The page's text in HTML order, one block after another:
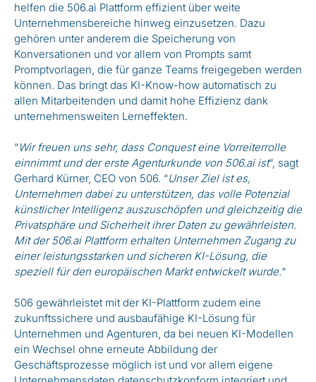
helfen die 506.ai Plattform effizient über weite
Unternehmensbereiche hinweg einzusetzen. Dazu
gehören unter anderem die Speicherung von
Konversationen und vor allem von Prompts samt
Promptvorlagen, die für ganze Teams freigegeben werden
können. Das bringt das KI-Know-how automatisch zu
allen Mitarbeitenden und damit hohe Effizienz dank
unternehmensweiten Lerneffekten.
“Wir freuen uns sehr, dass Conquest eine Vorreiterrolle
einnimmt und der erste Agenturkunde von 506.ai ist“, sagt
Gerhard Kürner, CEO von 506. “Unser Ziel ist es,
Unternehmen dabei zu unterstützen, das volle Potenzial
künstlicher Intelligenz auszuschöpfen und gleichzeitig die
Privatsphäre und Sicherheit ihrer Daten zu gewährleisten.
Mit der 506.ai Plattform erhalten Unternehmen Zugang zu
einer leistungsstarken und sicheren KI-Lösung, die
speziell für den europäischen Markt entwickelt wurde.“
506 gewährleistet mit der KI-Plattform zudem eine
zukunftssichere und ausbaufähige KI-Lösung für
Unternehmen und Agenturen, da bei neuen KI-Modellen
ein Wechsel ohne erneute Abbildung der
Geschäftsprozesse möglich ist und vor allem eigene